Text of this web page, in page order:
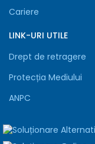
Cariere
LINK-URI UTILE
Drept de retragere
Protecția Mediului
ANPC